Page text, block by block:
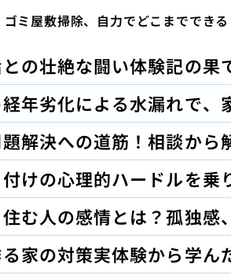
ミ屋敷掃除、自力でどこまでできる
の壮絶な闘い体験記の果
年劣化による水漏れで
解決への道筋！相談から
けの心理的ハードルを
む人の感情とは？孤独感
家の対策実体験から学ん